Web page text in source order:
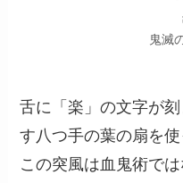
鬼滅
舌に「楽」の文字が
す八つ手の葉の扇を
この突風は血鬼術で